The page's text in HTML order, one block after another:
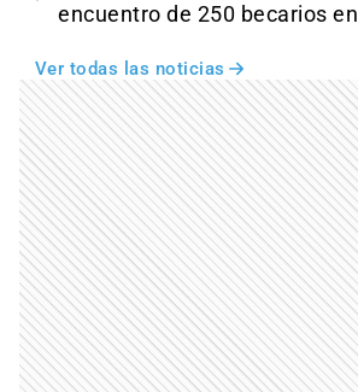
encuentro de 250 becarios
Ver todas las noticias